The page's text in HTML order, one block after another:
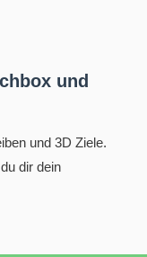
und
und 3D Ziele.
dir dein